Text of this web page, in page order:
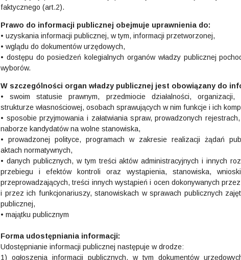
faktycznego (art.2).
Prawo do informacji publicznej obejmuje uprawnienia do:
• uzyskania informacji publicznej, w tym, informacji przetworzonej,
• wglądu do dokumentów urzędowych,
• dostępu do posiedzeń kolegialnych organów władzy publicznej
wyborów.
W szczególności organ władzy publicznej jest obowiązany do
• swoim statusie prawnym, przedmiocie działalności, organizacji,
strukturze własnościowej, osobach sprawujących w nim funkcje i ich
• sposobie przyjmowania i załatwiania spraw, prowadzonych
naborze kandydatów na wolne stanowiska,
• prowadzonej polityce, programach w zakresie realizacji żądań
aktach normatywnych,
• danych publicznych, w tym treści aktów administracyjnych i innych
przebiegu i efektów kontroli oraz wystąpienia, stanowiska,
przeprowadzających, treści innych wystąpień i ocen dokonywanych
i przez ich funkcjonariuszy, stanowiskach w sprawach publicznych
publicznej,
• majątku publicznym
Forma udostępniania informacji:
Udostępnianie informacji publicznej następuje w drodze:
1) ogłoszenia informacji publicznych, w tym dokumentów